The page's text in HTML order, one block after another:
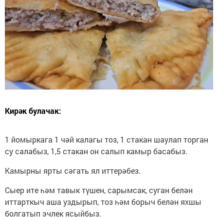
Кирәк булачак:
1 йомыркага 1 чәй калагы тоз, 1 стакан шаулап торган
су салабыз, 1,5 стакан он салып камыр басабыз.
Камырны ярты сәгать ял иттерәбез.
Сыер ите һәм тавык түшен, сарымсак, суган белән
иттарткыч аша уздырып, тоз һәм борыч белән яхшы
болгатып эчлек ясыйбыз.